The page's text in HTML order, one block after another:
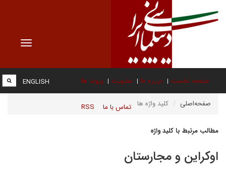
Toggle
صفحه نخست درباره ما عضویت پیوند ها
تماس با ما RSS
ENGLISH
صفحه‌اصلی کلید واژه ها
مطالب مرتبط با کلید واژه
اوکراین و مجارستان